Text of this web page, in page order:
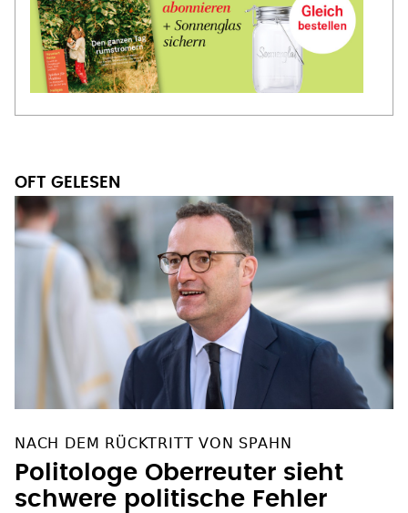
OFT GELESEN
NACH DEM RÜCKTRITT VON SPAHN
Politologe Oberreuter sieht
schwere politische Fehler